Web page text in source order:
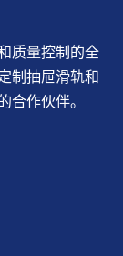
质量控制的全
制抽屉滑轨和
作伙伴。